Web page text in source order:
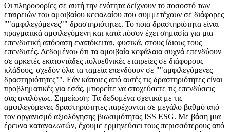
Οι πληροφορίες σε αυτή την ενότητα δείχνουν το ποσοστό των
εταιρειών του αμοιβαίου κεφαλαίου που συμμετέχουν σε διάφορες
""αμφιλεγόμενες"" δραστηριότητες. Το ποια δραστηριότητα είναι
πραγματικά αμφιλεγόμενη και κατά πόσον έχει σημασία για μια
επενδυτική απόφαση εναπόκειται, φυσικά, στους ίδιους τους
επενδυτές. Δεδομένου ότι τα αμοιβαία κεφάλαια συχνά επενδύουν
σε αρκετές εκατοντάδες πολυεθνικές εταιρείες σε διάφορους
κλάδους, σχεδόν όλα τα ταμεία επενδύουν σε ""αμφιλεγόμενες
δραστηριότητες"". Εάν κάποιες από αυτές τις δραστηριότητες είναι
προβληματικές για εσάς, μπορείτε να στοχεύσετε τις επενδύσεις
σας αναλόγως. Σημείωση: Τα δεδομένα σχετικά με τις
αμφιλεγόμενες δραστηριότητες παρέχονται σε μεγάλο βαθμό από
τον οργανισμό αξιολόγησης βιωσιμότητας ISS ESG. Με βάση μια
έρευνα καταναλωτών, έχουμε ερμηνεύσει τους περισσότερους από